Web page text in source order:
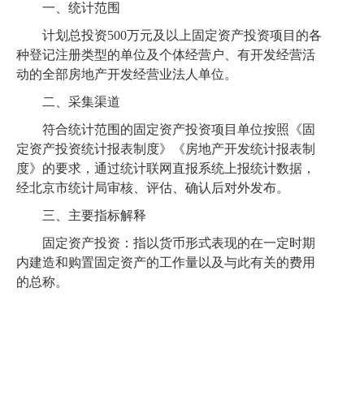
一、统计范围
计划总投资500万元及以上固定资产投资项目的各
种登记注册类型的单位及个体经营户、有开发经营活
动的全部房地产开发经营业法人单位。
二、采集渠道
符合统计范围的固定资产投资项目单位按照《固
定资产投资统计报表制度》《房地产开发统计报表制
度》的要求，通过统计联网直报系统上报统计数据 ，
经北京市统计局审核、评估、确认后对外发布。
三、主要指标解释
固定资产投资：指以货币形式表现的在一定时期
内建造和购置固定资产的工作量以及与此有关的费用
的总称。